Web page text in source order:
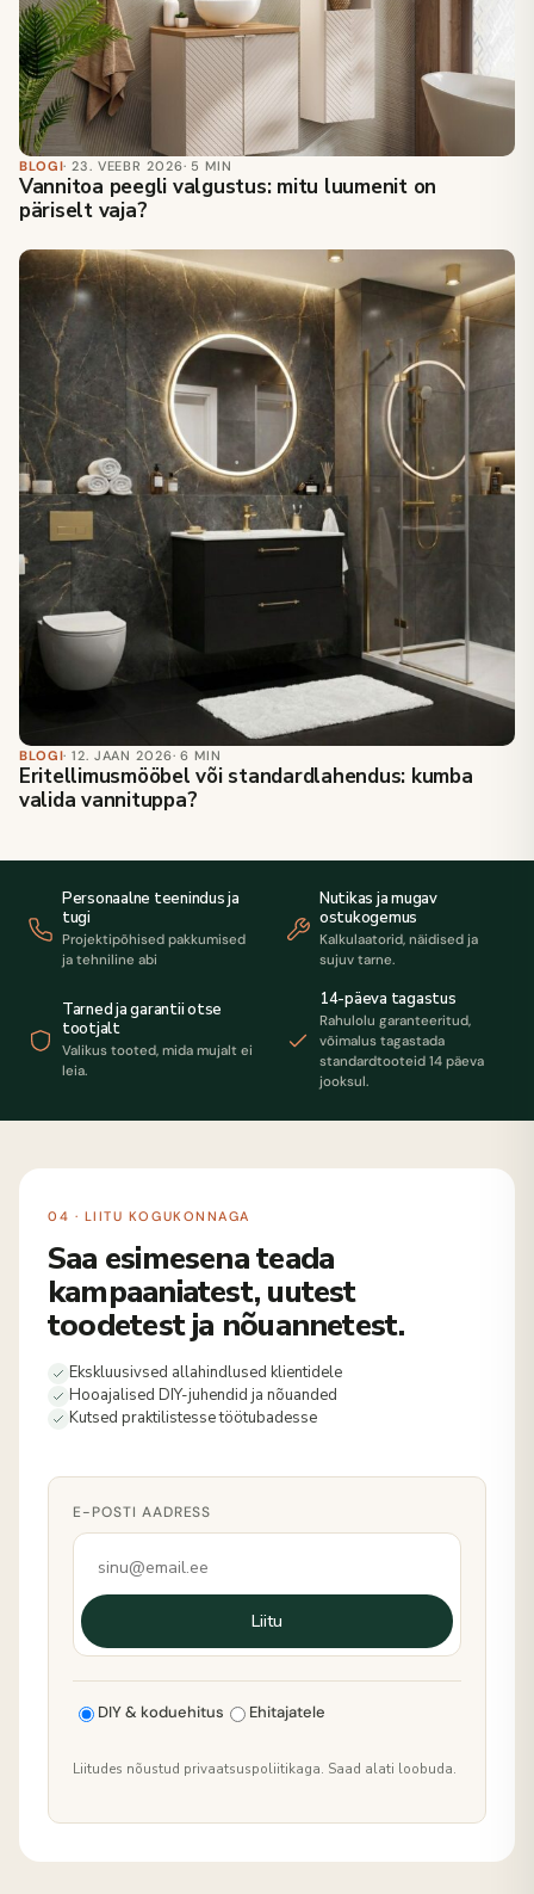
BLOGI· 23. VEEBR 2026· 5 MIN
Vannitoa peegli valgustus: mitu luumenit on
päriselt vaja?
BLOGI· 12. JAAN 2026· 6 MIN
Eritellimusmööbel või standardlahendus: kumba
valida vannituppa?
Personaalne teenindus ja
tugi
Projektipõhised pakkumised
ja tehniline abi
Nutikas ja mugav
ostukogemus
Kalkulaatorid, näidised ja
sujuv tarne.
Tarned ja garantii otse
tootjalt
Valikus tooted, mida mujalt ei
leia.
14-päeva tagastus
Rahulolu garanteeritud,
võimalus tagastada
standardtooteid 14 päeva
jooksul.
04 · LIITU KOGUKONNAGA
Saa esimesena teada
kampaaniatest, uutest
toodetest ja nõuannetest.
Ekskluusivsed allahindlused klientidele
Hooajalised DIY-juhendid ja nõuanded
Kutsed praktilistesse töötubadesse
E-POSTI AADRESS
Liitu
DIY & koduehitus Ehitajatele
Liitudes nõustud privaatsuspoliitikaga. Saad alati loobuda.